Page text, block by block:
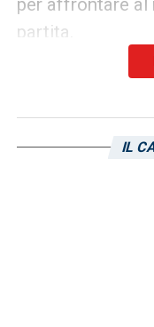
per affrontare al
partita.
Per prepararsi
.
IL